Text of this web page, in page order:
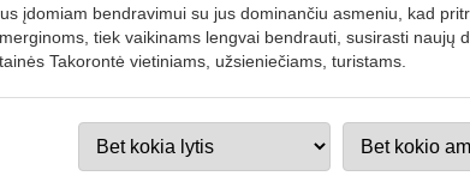
įdomiam bendravimui su jus dominančiu asmeniu, kad
tiek vaikinams lengvai bendrauti, susirasti
Takorontė vietiniams, užsieniečiams, turistams.